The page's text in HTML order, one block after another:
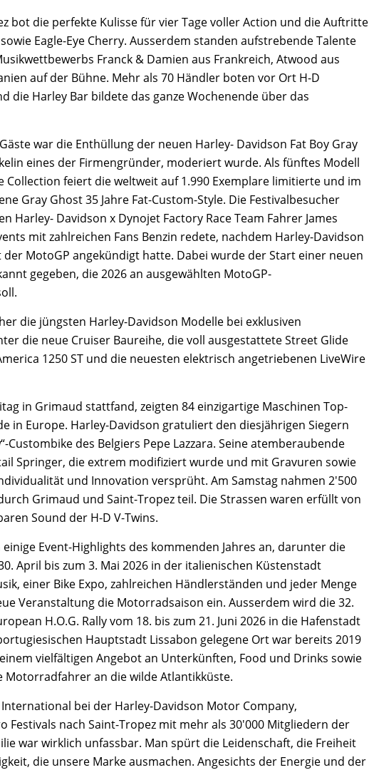
bot die perfekte Kulisse für vier Tage voller Action und die Auftritte
sowie Eagle-Eye Cherry. Ausserdem standen aufstrebende Talente
Franck & Damien aus Frankreich, Atwood aus
auf der Bühne. Mehr als 70 Händler boten vor Ort H-D
die Harley Bar bildete das ganze Wochenende über das
war die Enthüllung der neuen Harley- Davidson Fat Boy Gray
eines der Firmengründer, moderiert wurde. Als fünftes Modell
Collection feiert die weltweit auf 1.990 Exemplare limitierte und im
Gray Ghost 35 Jahre Fat-Custom-Style. Die Festivalbesucher
Harley- Davidson x Dynojet Factory Race Team Fahrer James
mit zahlreichen Fans Benzin redete, nachdem Harley-Davidson
MotoGP angekündigt hatte. Dabei wurde der Start einer neuen
gegeben, die 2026 an ausgewählten MotoGP-
die jüngsten Harley-Davidson Modelle bei exklusiven
die neue Cruiser Baureihe, die voll ausgestattete Street Glide
1250 ST und die neuesten elektrisch angetriebenen LiveWire
in Grimaud stattfand, zeigten 84 einzigartige Maschinen Top-
in Europe. Harley-Davidson gratuliert den diesjährigen Siegern
Custombike des Belgiers Pepe Lazzara. Seine atemberaubende
Springer, die extrem modifiziert wurde und mit Gravuren sowie
und Innovation versprüht. Am Samstag nahmen 2'500
Grimaud und Saint-Tropez teil. Die Strassen waren erfüllt von
Sound der H-D V-Twins.
Event-Highlights des kommenden Jahres an, darunter die
April bis zum 3. Mai 2026 in der italienischen Küstenstadt
einer Bike Expo, zahlreichen Händlerständen und jeder Menge
Veranstaltung die Motorradsaison ein. Ausserdem wird die 32.
H.O.G. Rally vom 18. bis zum 21. Juni 2026 in die Hafenstadt
Hauptstadt Lissabon gelegene Ort war bereits 2019
vielfältigen Angebot an Unterkünften, Food und Drinks sowie
an die wilde Atlantikküste.
bei der Harley-Davidson Motor Company,
Festivals nach Saint-Tropez mit mehr als 30'000 Mitgliedern der
war wirklich unfassbar. Man spürt die Leidenschaft, die Freiheit
die unsere Marke ausmachen. Angesichts der Energie und der